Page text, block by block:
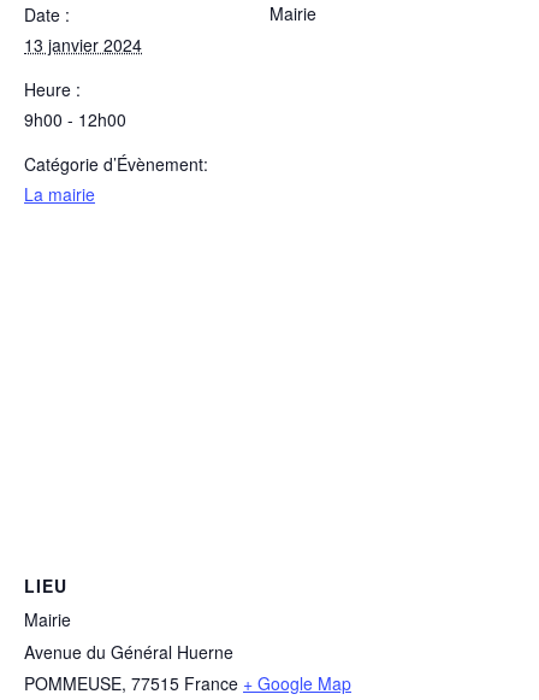
Date :
13 janvier 2024
Heure :
9h00 - 12h00
Catégorie d’Évènement:
La mairie
Mairie
LIEU
Mairie
Avenue du Général Huerne
POMMEUSE, 77515 France + Google Map